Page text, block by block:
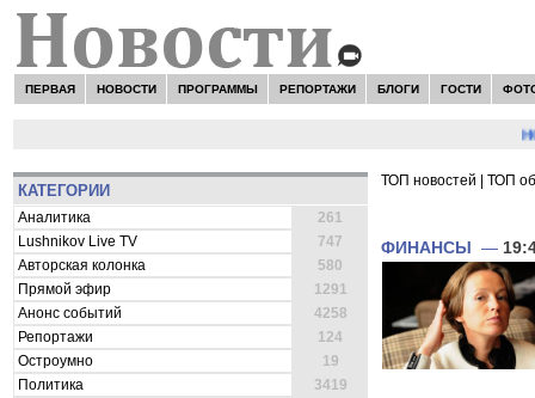
ПЕРВАЯ НОВОСТИ ПРОГРАММЫ РЕПОРТАЖИ БЛОГИ ГОСТИ
КАТЕГОРИИ
Аналитика
261
Lushnikov Live TV
747
Авторская колонка
580
Прямой эфир
1291
Анонс событий
4258
Репортажи
124
Остроумно
19
Политика
3419
ТОП новостей ТОП
ФИНАНСЫ —